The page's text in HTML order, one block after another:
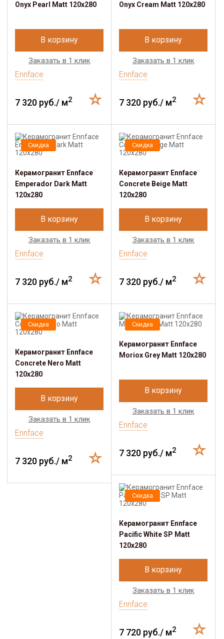
Onyx Pearl Matt 120x280
В корзину
Заказать в 1 клик
Ennface
7 320 руб./ м2
Onyx Cream Matt 120x280
В корзину
Заказать в 1 клик
Ennface
7 320 руб./ м2
Скидка
Керамогранит Ennface
Emperador Dark Matt
120x280
В корзину
Заказать в 1 клик
Ennface
7 320 руб./ м2
Скидка
Керамогранит Ennface
Concrete Beige Matt
120x280
В корзину
Заказать в 1 клик
Ennface
7 320 руб./ м2
Скидка
Керамогранит Ennface
Concrete Nero Matt
120x280
В корзину
Заказать в 1 клик
Ennface
7 320 руб./ м2
Скидка
Керамогранит Ennface
Moriox Grey Matt 120x280
В корзину
Заказать в 1 клик
Ennface
7 320 руб./ м2
Скидка
Керамогранит Ennface
Pacific White SP Matt
120x280
В корзину
Заказать в 1 клик
Ennface
7 720 руб./ м2